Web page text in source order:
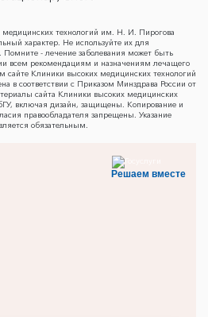
технологий им. Н. И. Пирогова
характер. Не используйте их для
Помните - лечение заболевания может быть
всем рекомендациям и назначениям лечащего
Клиники высоких медицинских технологий
соответствии с Приказом Минздрава России от
сайта Клиники высоких медицинских
включая дизайн, защищены. Копирование и
правообладателя запрещены. Указание
обязательным.
Решаем вместе